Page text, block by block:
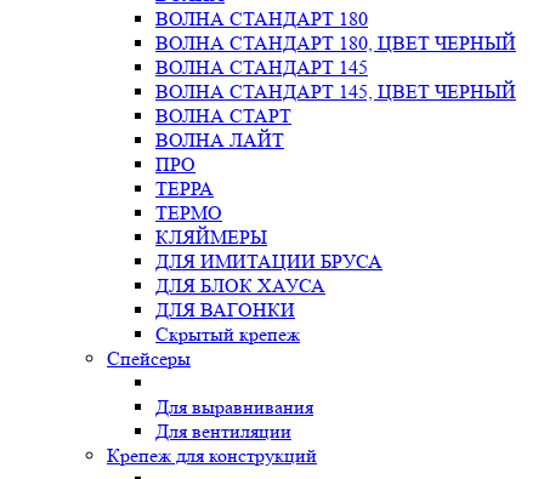
ВОЛНА СТАНДАРТ 180
ВОЛНА СТАНДАРТ 180, ЦВЕТ ЧЕРНЫЙ
ВОЛНА СТАНДАРТ 145
ВОЛНА СТАНДАРТ 145, ЦВЕТ ЧЕРНЫЙ
ВОЛНА СТАРТ
ВОЛНА ЛАЙТ
ПРО
ТЕРРА
ТЕРМО
КЛЯЙМЕРЫ
ДЛЯ ИМИТАЦИИ БРУСА
ДЛЯ БЛОК ХАУСА
ДЛЯ ВАГОНКИ
Скрытый крепеж
Спейсеры
Для выравнивания
Для вентиляции
Крепеж для конструкций